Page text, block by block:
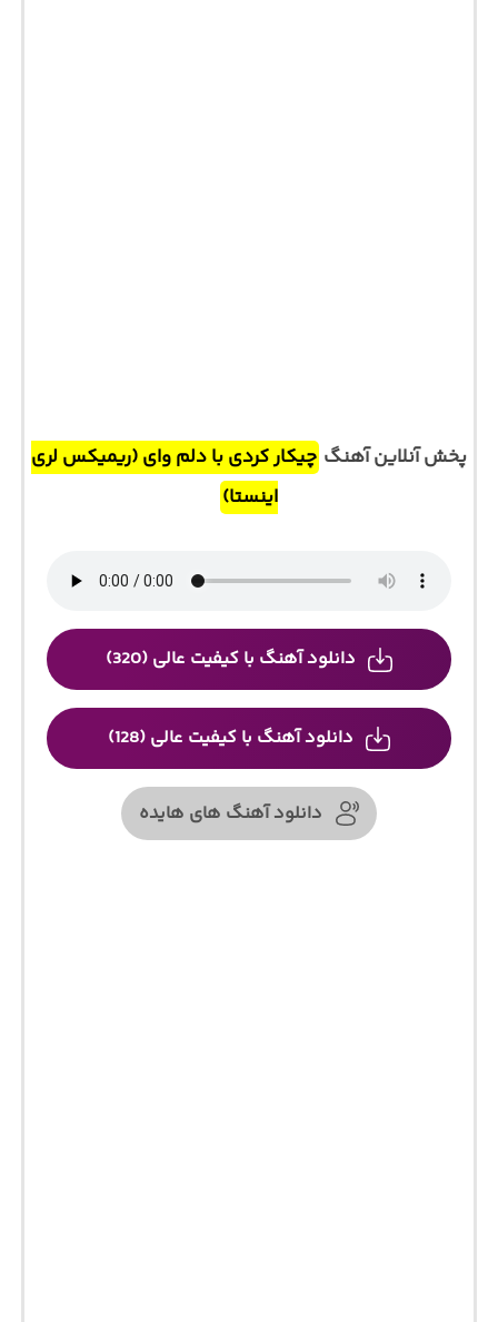
پخش آنلاین آهنگ چیکار کردی با دلم وای (ریمیکس لری
اینستا)
دانلود آهنگ با کیفیت عالی (320)
دانلود آهنگ با کیفیت عالی (128)
دانلود آهنگ های هایده